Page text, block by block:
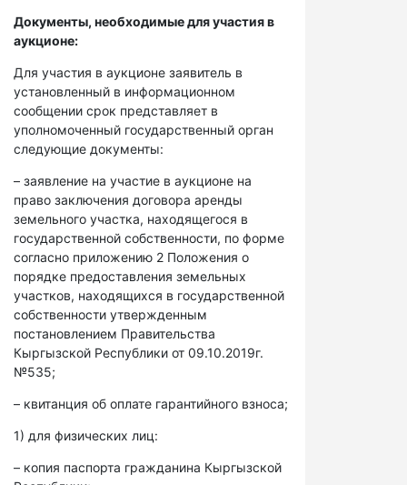
Документы, необходимые для участия в
аукционе:
Для участия в аукционе заявитель в
установленный в информационном
сообщении срок представляет в
уполномоченный государственный орган
следующие документы:
– заявление на участие в аукционе на
право заключения договора аренды
земельного участка, находящегося в
государственной собственности, по форме
согласно приложению 2 Положения о
порядке предоставления земельных
участков, находящихся в государственной
собственности утвержденным
постановлением Правительства
Кыргызской Республики от 09.10.2019г.
№535;
– квитанция об оплате гарантийного взноса;
1) для физических лиц:
– копия паспорта гражданина Кыргызской